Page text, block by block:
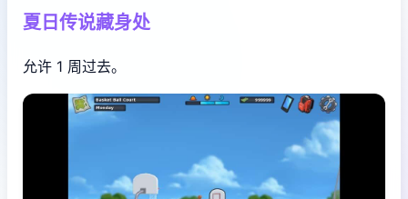
夏日传说藏身处
允许 1 周过去。